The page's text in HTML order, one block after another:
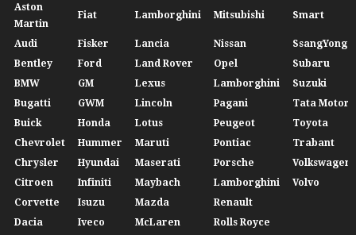
Aston
Martin
Fiat Lamborghini Mitsubishi Smart
Audi Fisker Lancia Nissan
SsangYong
Bentley
Ford Land Rover Opel
Subaru
BMW
GM Lexus Lamborghini
Suzuki
Bugatti
GWM Lincoln Pagani
Tata Motors
Buick
Honda Lotus Peugeot
Toyota
Chevrolet
Hummer Maruti Pontiac
Trabant
Chrysler
Hyundai Maserati Porsche
Volkswagen
Citroen
Infiniti Maybach Lamborghini
Volvo
Corvette
Isuzu Mazda
Renault
Dacia
Iveco McLaren Rolls Royce